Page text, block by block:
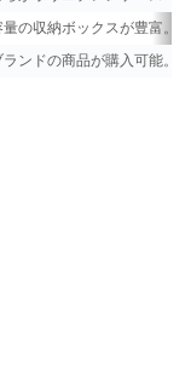
量の収納ボックスが豊富。
ランドの商品が購入可能。